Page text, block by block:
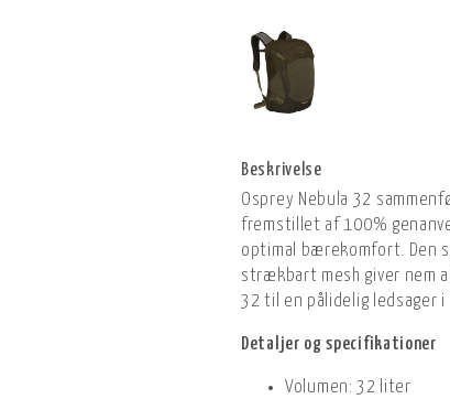
Beskrivelse
Osprey Nebula 32
fremstillet af 100%
optimal bærekomfort. Den
strækbart mesh giver nem
32 til en pålidelig ledsager i
Detaljer og specifikationer
Volumen: 32 liter